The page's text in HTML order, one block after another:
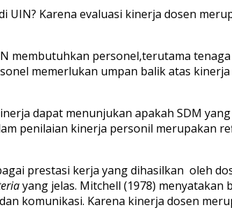
UIN? Karena evaluasi kinerja dosen
membutuhkan personel,terutama
memerlukan umpan balik atas
dapat menunjukan apakah SDM
penilaian kinerja personil merupakan
prestasi kerja yang dihasilkan oleh
yang jelas. Mitchell (1978) menyatakan
komunikasi. Karena kinerja dosen